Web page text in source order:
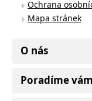
Ochrana
Mapa stránek
O nás
Poradíme vám